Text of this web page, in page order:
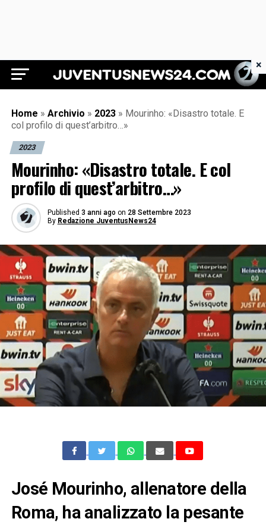
Juventus News 24
Home » Archivio » 2023 » Mourinho: «Disastro totale. E
col profilo di quest’arbitro…»
2023
Mourinho: «Disastro totale. E col
profilo di quest’arbitro…»
Published 3 anni ago on 28 Settembre 2023
By Redazione JuventusNews24
José Mourinho, allenatore della
Roma, ha analizzato la pesante
×